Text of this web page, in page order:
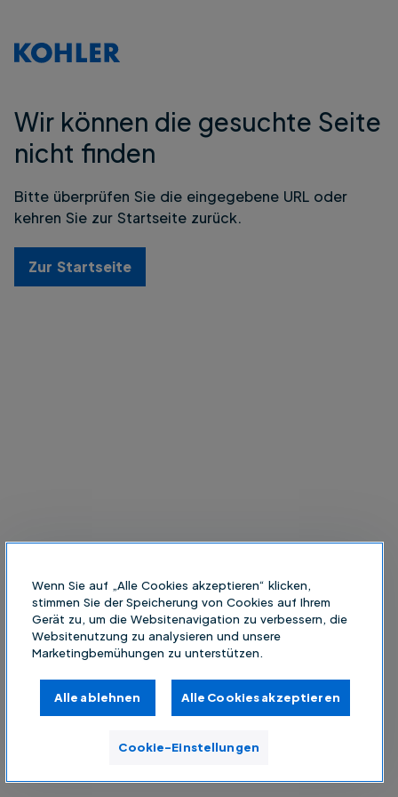
Wir können die gesuchte Seite
nicht finden
Bitte überprüfen Sie die eingegebene URL oder
kehren Sie zur Startseite zurück.
Zur Startseite
Wenn Sie auf „Alle Cookies akzeptieren“ klicken,
stimmen Sie der Speicherung von Cookies auf Ihrem
Gerät zu, um die Websitenavigation zu verbessern, die
Websitenutzung zu analysieren und unsere
Marketingbemühungen zu unterstützen.
Alle ablehnen Alle Cookies akzeptieren
Cookie-Einstellungen